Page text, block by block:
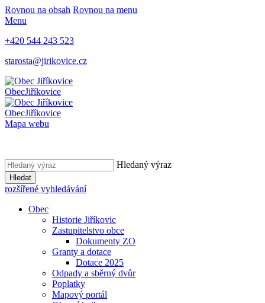
Rovnou na obsah Rovnou na menu
Menu
+420 544 243 523
starosta@jirikovice.cz
ObecJiříkovice
ObecJiříkovice
Mapa webu
Hledaný výraz
Hledat
rozšířené vyhledávání
Obec
Historie Jiříkovic
Zastupitelstvo obce
Dokumenty ZO
Granty a dotace
Dotace 2025
Odpady a sběrný dvůr
Poplatky
Mapový portál